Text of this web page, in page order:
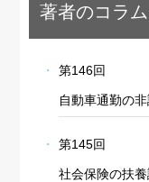
著者のコラ
第146回
自動車通勤の
第145回
社会保険の扶